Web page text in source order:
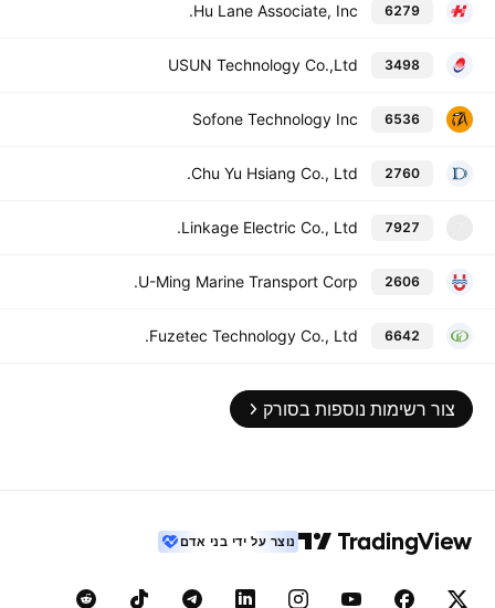
6279
Hu Lane Associate, Inc.
3498
USUN Technology Co.,Ltd
6536
Sofone Technology Inc
2760
Chu Yu Hsiang Co., Ltd.
7927
Linkage Electric Co., Ltd.
2606
U-Ming Marine Transport Corp.
6642
Fuzetec Technology Co., Ltd.
צור רשימות נוספות בסורק
נוצר על ידי בני אדם